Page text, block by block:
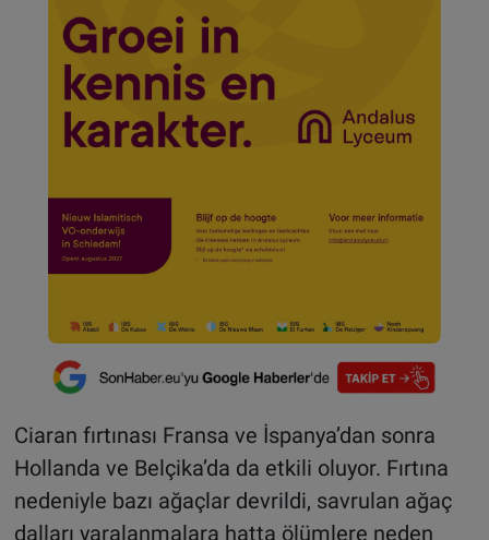
Ciaran fırtınası Fransa ve İspanya’dan sonra
Hollanda ve Belçika’da da etkili oluyor. Fırtına
nedeniyle bazı ağaçlar devrildi, savrulan ağaç
dalları yaralanmalara hatta ölümlere neden